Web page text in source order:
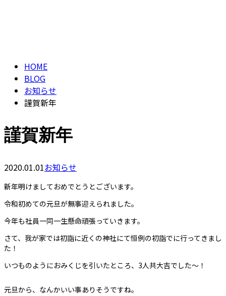
HOME
BLOG
お知らせ
謹賀新年
謹賀新年
2020.01.01お知らせ
新年明けましておめでとうとございます。
令和初めての元旦が無事迎えられました。
今年も社員一同一生懸命頑張っていきます。
さて、我が家では初詣に近くの神社にて恒例の初詣でに行ってきまし
た！
いつものようにおみくじを引いたところ、3人共大吉でした〜！
元旦から、なんかいい事ありそうですね。